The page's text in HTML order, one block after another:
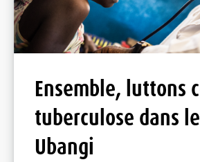
Ensemble, luttons
tuberculose dans
Ubangi